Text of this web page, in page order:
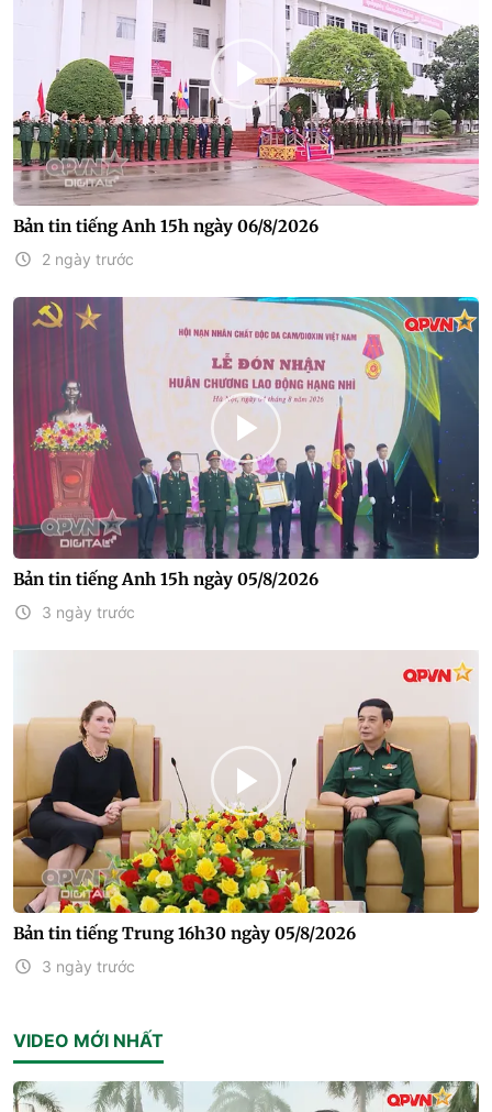
Bản tin tiếng Anh 15h ngày 06/8/2026
2 ngày trước
Bản tin tiếng Anh 15h ngày 05/8/2026
3 ngày trước
Bản tin tiếng Trung 16h30 ngày 05/8/2026
3 ngày trước
VIDEO MỚI NHẤT